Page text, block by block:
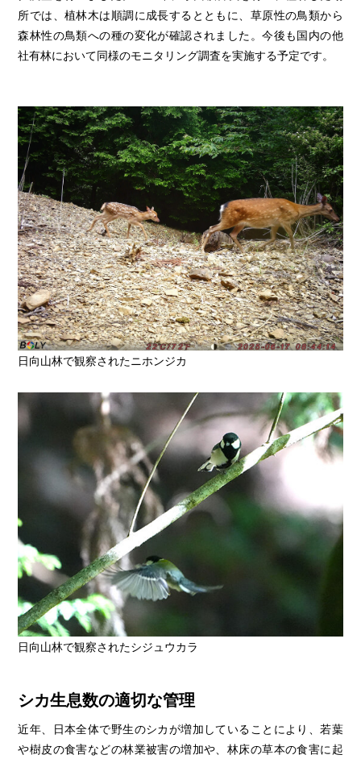
所では、植林木は順調に成長するとともに、草原性の鳥類から
森林性の鳥類への種の変化が確認されました。今後も国内の他
社有林において同様のモニタリング調査を実施する予定です。
日向山林で観察されたニホンジカ
日向山林で観察されたシジュウカラ
シカ生息数の適切な管理
近年、日本全体で野生のシカが増加していることにより、若葉
や樹皮の食害などの林業被害の増加や、林床の草本の食害に起